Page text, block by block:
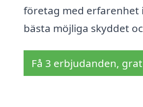
företag med erfarenhet
bästa möjliga skyddet
Få 3 erbjudanden,